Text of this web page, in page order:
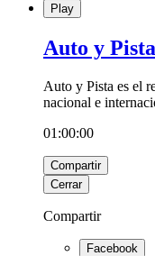
Play
Auto y
Auto y Pista es el
nacional e
01:00:00
Compartir
Cerrar
Compartir
Facebook